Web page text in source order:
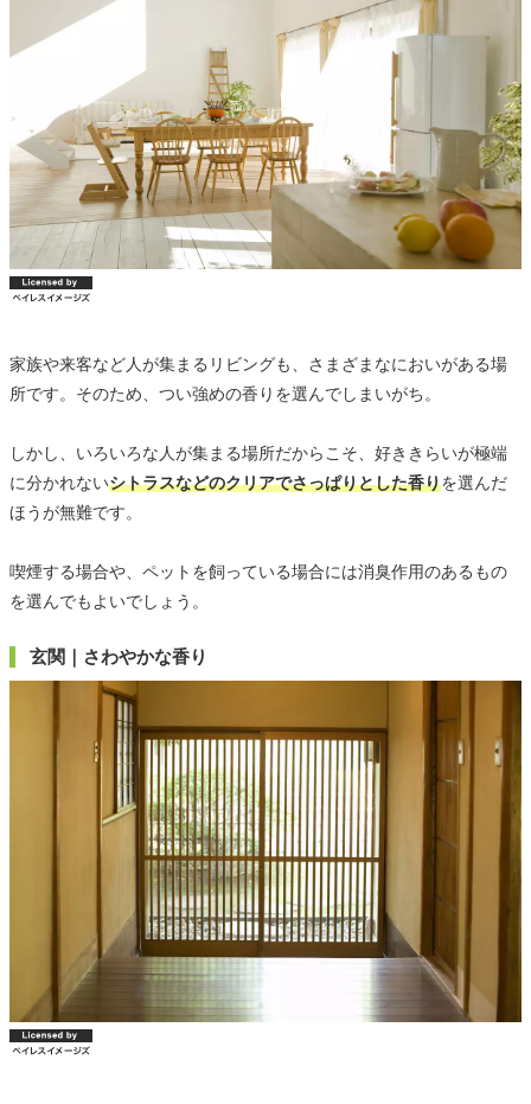
家族や来客など人が集まるリビングも、さまざまなにおいがある場
所です。そのため、つい強めの香りを選んでしまいがち。
しかし、いろいろな人が集まる場所だからこそ、好ききらいが極端
に分かれないシトラスなどのクリアでさっぱりとした香りを選んだ
ほうが無難です。
喫煙する場合や、ペットを飼っている場合には消臭作用のあるもの
を選んでもよいでしょう。
玄関｜さわやかな香り